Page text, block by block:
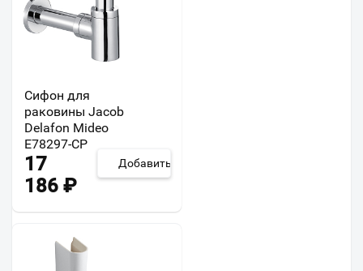
Сифон для
раковины Jacob
Delafon Mideo
E78297-CP
17
186 ₽
Добавить